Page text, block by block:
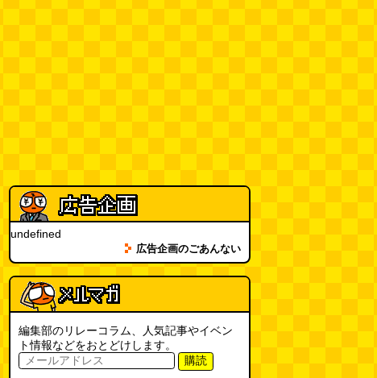
世田谷区民会館行きのバスは1日
「モグラ駅」で有名な土合駅……
実は真の秘境駅はお隣の湯檜曽駅
だった (ぼっちのazumiさん)
【大調査】現代人は普通に生活し
ていると一日に何曲聞くことにな
undefined
広告企画のごあんない
編集部のリレーコラム、人気記事やイベン
ト情報などをおとどけします。
購読